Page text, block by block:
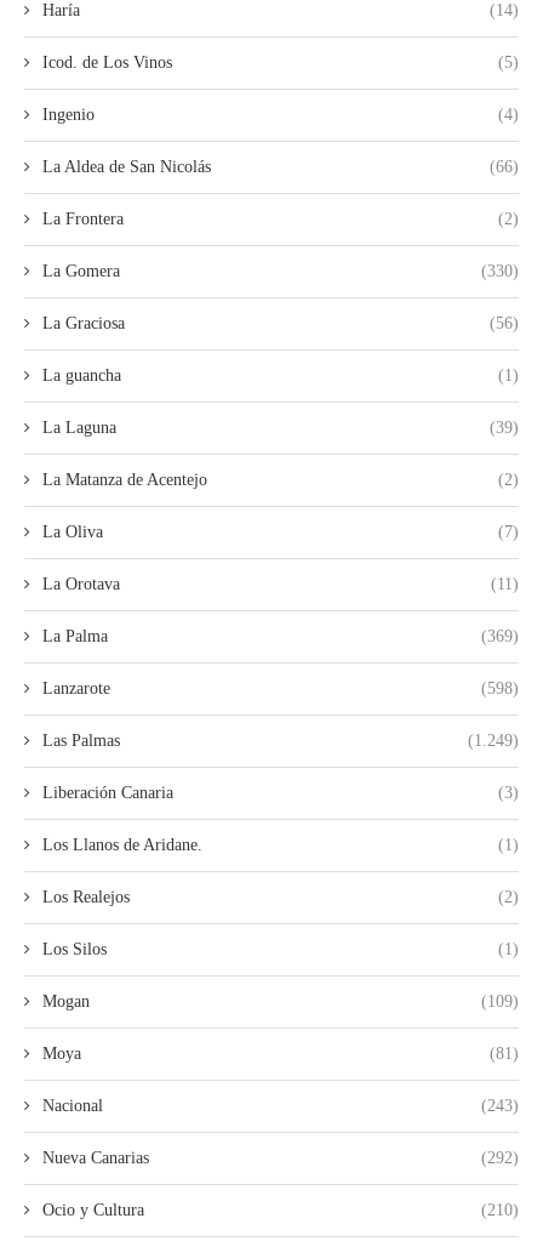
Haría (14)
Icod. de Los Vinos (5)
Ingenio (4)
La Aldea de San Nicolás (66)
La Frontera (2)
La Gomera (330)
La Graciosa (56)
La guancha (1)
La Laguna (39)
La Matanza de Acentejo (2)
La Oliva (7)
La Orotava (11)
La Palma (369)
Lanzarote (598)
Las Palmas (1.249)
Liberación Canaria (3)
Los Llanos de Aridane. (1)
Los Realejos (2)
Los Silos (1)
Mogan (109)
Moya (81)
Nacional (243)
Nueva Canarias (292)
Ocio y Cultura (210)